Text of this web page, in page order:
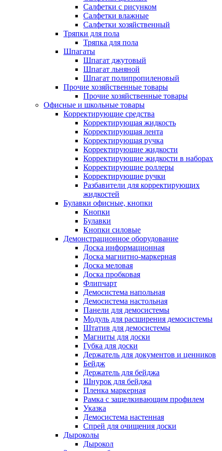
Салфетки с рисунком
Салфетки влажные
Салфетки хозяйственный
Тряпки для пола
Тряпка для пола
Шпагаты
Шпагат джутовый
Шпагат льняной
Шпагат полипропиленовый
Прочие хозяйственные товары
Прочие хозяйственные товары
Офисные и школьные товары
Корректирующие средства
Корректирующая жидкость
Корректирующая лента
Корректирующая ручка
Корректирующие жидкости
Корректирующие жидкости в наборах
Корректирующие роллеры
Корректирующие ручки
Разбавители для корректирующих
жидкостей
Булавки офисные, кнопки
Кнопки
Булавки
Кнопки силовые
Демонстрационное оборудование
Доска информационная
Доска магнитно-маркерная
Доска меловая
Доска пробковая
Флипчарт
Демосистема напольная
Демосистема настольная
Панели для демосистемы
Модуль для расширения демосистемы
Штатив для демосистемы
Магниты для доски
Губка для доски
Держатель для документов и ценников
Бейдж
Держатель для бейджа
Шнурок для бейджа
Пленка маркерная
Рамка с защелкивающим профилем
Указка
Демосистема настенная
Спрей для очищения доски
Дыроколы
Дырокол